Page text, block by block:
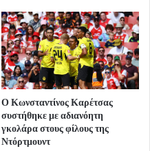
Ο Κωνσταντίνος Καρέτσας
συστήθηκε με αδιανόητη
γκολάρα στους φίλους της
Ντόρτμουντ